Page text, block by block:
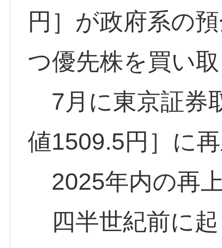
円］が政府系の
つ優先株を買い
7月に東京証券
値1509.5円］に
2025年内の再
四半世紀前に起